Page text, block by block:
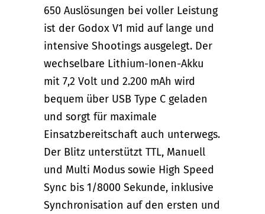
650 Auslösungen bei voller Leistung
ist der Godox V1 mid auf lange und
intensive Shootings ausgelegt. Der
wechselbare Lithium-Ionen-Akku
mit 7,2 Volt und 2.200 mAh wird
bequem über USB Type C geladen
und sorgt für maximale
Einsatzbereitschaft auch unterwegs.
Der Blitz unterstützt TTL, Manuell
und Multi Modus sowie High Speed
Sync bis 1/8000 Sekunde, inklusive
Synchronisation auf den ersten und